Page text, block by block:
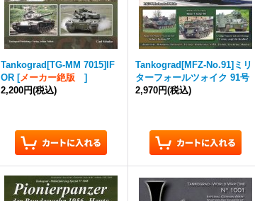
Tankograd [TG-MM 7015]IF
OR [メーカー絶版]
2,200円(税込)
Tankograd [MFZ-No.91]ミリ
ターフォールツォイク 91号
2,970円(税込)